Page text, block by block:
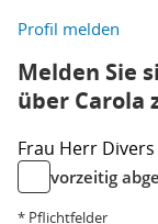
Profil melden
Melden Sie
über Carola
Frau Herr Divers
vorzeitig
* Pflichtfelder